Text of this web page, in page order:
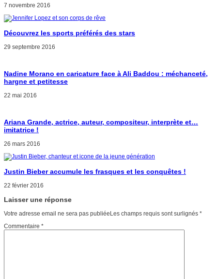
7 novembre 2016
Découvrez les sports préférés des stars
29 septembre 2016
Nadine Morano en caricature face à Ali Baddou : méchanceté,
hargne et petitesse
22 mai 2016
Ariana Grande, actrice, auteur, compositeur, interprète et…
imitatrice !
26 mars 2016
Justin Bieber accumule les frasques et les conquêtes !
22 février 2016
Laisser une réponse
Votre adresse email ne sera pas publiéeLes champs requis sont surlignés *
Commentaire *